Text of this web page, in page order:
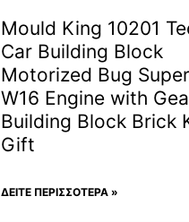
Mould King 10201
Car Building Block
Motorized Bug
W16 Engine with
Building Block Brick
Gift
ΔΕΊΤΕ ΠΕΡΙΣΣΟΤΕΡΑ »